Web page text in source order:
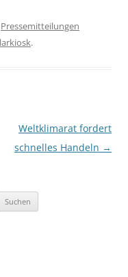
Pressemitteilungen
.
Weltklimarat fordert
schnelles Handeln →